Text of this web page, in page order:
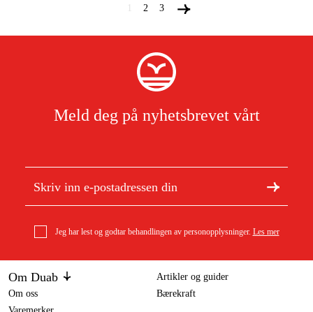
2 3
Meld deg på nyhetsbrevet vårt
Jeg har lest og godtar behandlingen av personopplysninger. Les mer
Om Duab
Om oss
Artikler og guider
Bærekraft